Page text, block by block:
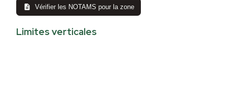
Vérifier les NOTAMS pour la zone
Limites verticales